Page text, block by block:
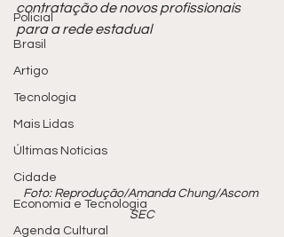
Policial
Brasil
Artigo
Tecnologia
Mais Lidas
Últimas Notícias
Cidade
Economia e Tecnologia
Agenda Cultural
contratação de novos profissionais
para a rede estadual
Foto: Reprodução/Amanda Chung/Ascom
SEC